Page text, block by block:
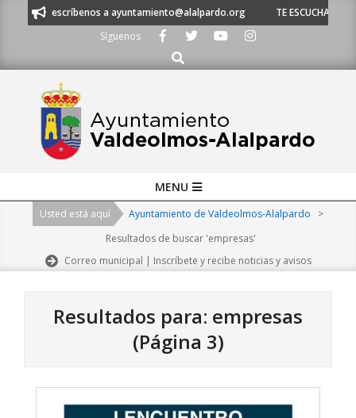
o escríbenos a ayuntamiento@alalpardo.org
TE ESCUCHAMOS -
Síguenos
Buscar
Navigation
MENU
Usted está aquí Ayuntamiento de Valdeolmos-Alalpardo
>
Resultados de buscar 'empresas'
Correo municipal | Inscríbete y recibe noticias y avisos
Resultados para: empresas
(Página 3)